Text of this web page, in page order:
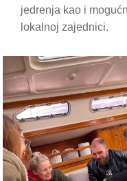
jedrenja kao i
lokalnoj zajednici.